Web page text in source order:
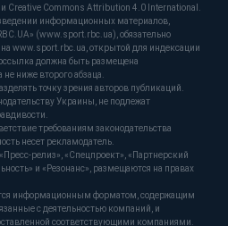
Creative Commons Attribution 4.0 International.
информационных материалов,
(www.sport.rbc.ua), обязательно
www.sport.rbc.ua, открытой для индексации
должна быть размещена
ниже второго абзаца.
точку зрения авторов публикаций.
Украины, не подлежат
требованиям законодательства
несет рекламодатель.
релиз», «Спецпроект», «Партнерский
и «Резонанс», размещаются на правах
информационным форматом, содержащим
с деятельностью компаний, и
соответствующими компаниями.